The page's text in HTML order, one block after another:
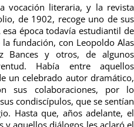
vocación literaria, y la revista
de 1902, recoge uno de sus
época todavía estudiantil de
fundación, con Leopoldo Alas
Bances y otros, de algunos
Había entre aquellos
un celebrado autor dramático,
sus colaboraciones, por lo
condiscípulos, que se sentían
Hasta que, años adelante, el
y aquellos diálogos les aclaró el